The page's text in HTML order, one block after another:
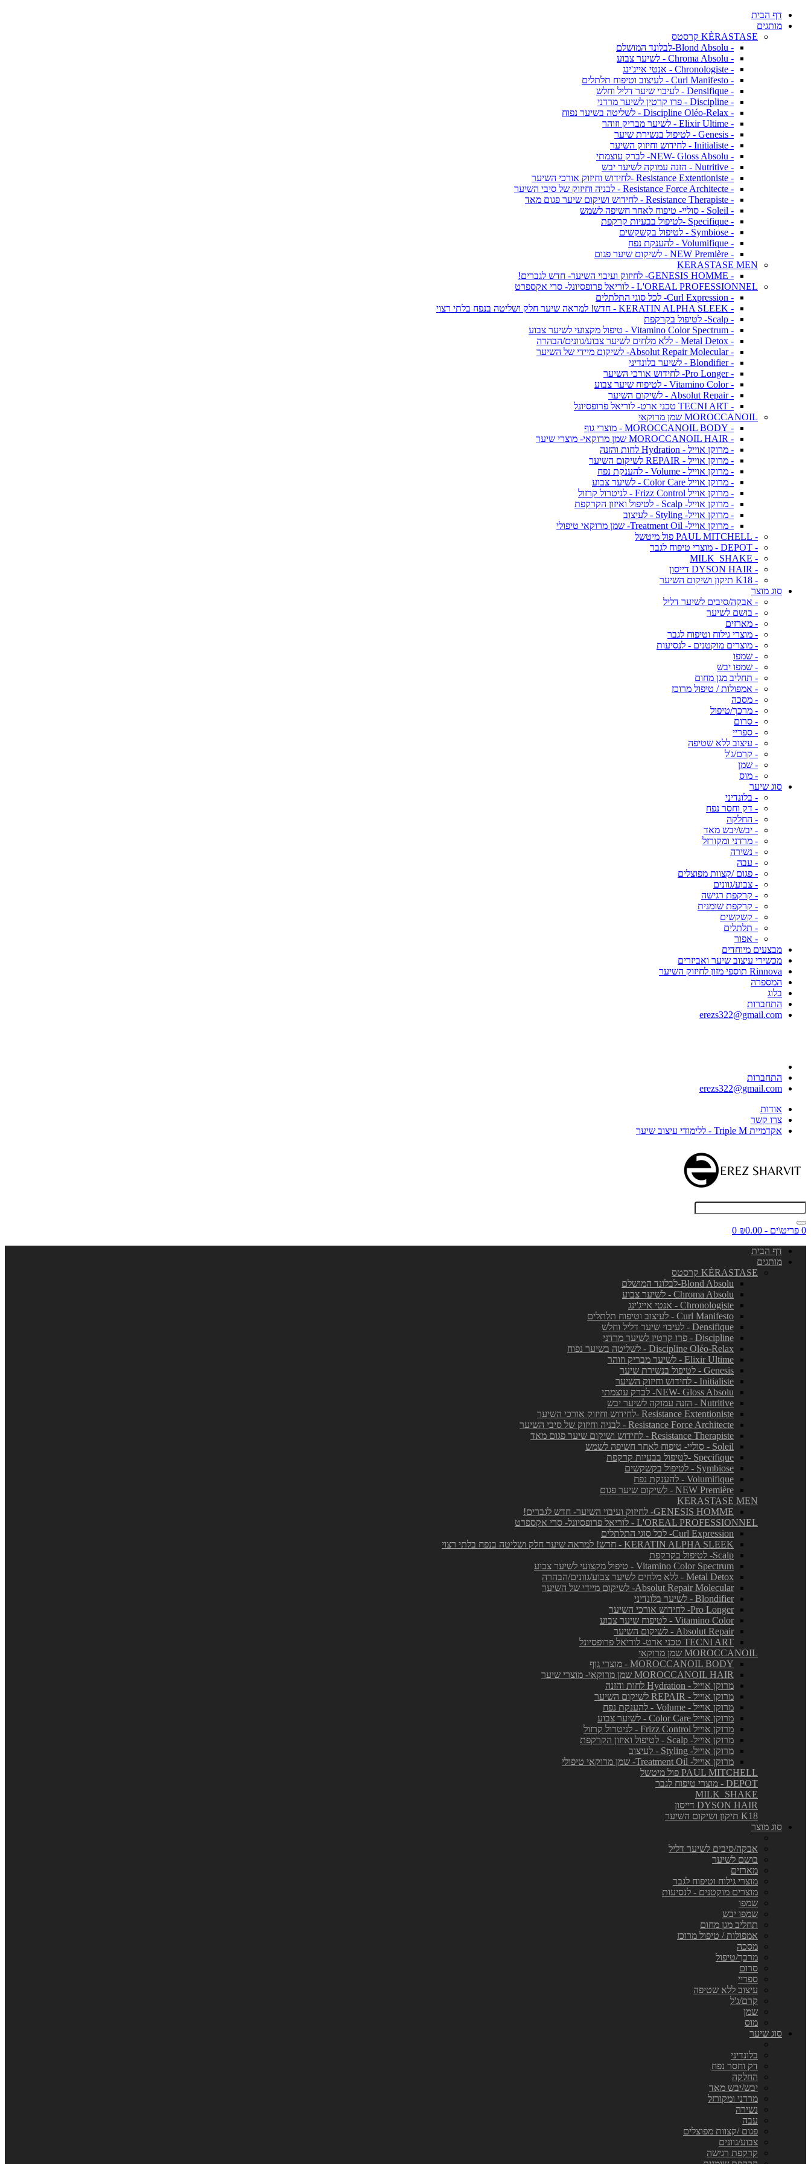
דף הבית
מותגים
KÈRASTASE קרסטס
- Blond Absolu-לבלונד המושלם
- Chroma Absolu - לשיער צבוע
- Chronologiste - אנטי אייג'ינג
- Curl Manifesto - לעיצוב וטיפוח תלתלים
- Densifique - לעיבוי שיער דליל וחלש
- Discipline - פרו קרטין לשיער מרדני
- Discipline Oléo-Relax - לשליטה בשיער נפוח
- Elixir Ultime - לשיער מבריק וזוהר
- Genesis - לטיפול בנשירת שיער
- Initialiste - לחידוש וחיזוק השיער
- NEW- Gloss Absolu- לברק עוצמתי
- Nutritive - הזנה עמוקה לשיער יבש
- Resistance Extentioniste -לחידוש וחיזוק אורכי השיער
- Resistance Force Architecte - לבניה וחיזוק של סיבי השיער
- Resistance Therapiste - לחידוש ושיקום שיער פגום מאד
- Soleil - סוליי- טיפוח לאחר חשיפה לשמש
- Specifique -לטיפול בבעיות קרקפת
- Symbiose - לטיפול בקשקשים
- Volumifique - להענקת נפח
- NEW Première - לשיקום שיער פגום
KERASTASE MEN
- GENESIS HOMME- לחיזוק ועיבוי השיער- חדש לגברים!
L'OREAL PROFESSIONNEL - לוריאל פרופסיונל- סרי אקספרט
- Curl Expression- לכל סוגי התלתלים
- KERATIN ALPHA SLEEK - חדש! למראה שיער חלק ושליטה בנפח בלתי רצוי
- Scalp- לטיפול בקרקפת
- Vitamino Color Spectrum - טיפול מקצועי לשיער צבוע
- Metal Detox - ללא מלחים לשיער צבוע/גוונים/הבהרה
- Absolut Repair Molecular- לשיקום מיידי של השיער
- Blondifier - לשיער בלונדיני
- Pro Longer- לחידוש אורכי השיער
- Vitamino Color - לטיפוח שיער צבוע
- Absolut Repair - לשיקום השיער
- TECNI ART טכני ארט- לוריאל פרופסיונל
MOROCCANOIL שמן מרוקאי
- MOROCCANOIL BODY - מוצרי גוף
- MOROCCANOIL HAIR שמן מרוקאי- מוצרי שיער
- מרוקן אוייל - Hydration לחות והזנה
- מרוקן אוייל - REPAIR לשיקום השיער
- מרוקן אוייל - Volume - להענקת נפח
- מרוקן אוייל Color Care - לשיער צבוע
- מרוקן אוייל Frizz Control - לניטרול קרזול
- מרוקן אוייל- Scalp - לטיפול ואיזון הקרקפת
- מרוקן אוייל- Styling - לעיצוב
- מרוקן אוייל- Treatment Oil- שמן מרוקאי טיפולי
- PAUL MITCHELL פול מיטשל
- DEPOT - מוצרי טיפוח לגבר
- MILK_SHAKE
- DYSON HAIR דייסון
- K18 תיקון ושיקום השיער
סוג מוצר
- אבקה/סיבים לשיער דליל
- בושם לשיער
- מארזים
- מוצרי גילוח וטיפוח לגבר
- מוצרים מוקטנים - לנסיעות
- שמפו
- שמפו יבש
- תחליב מגן מחום
- אמפולות / טיפול מרוכז
- מסכה
- מרכך/טיפול
- סרום
- ספריי
- עיצוב ללא שטיפה
- קרם/ג'ל
- שמן
- מוס
סוג שיער
- בלונדיני
- דק וחסר נפח
- החלקה
- יבש/יבש מאד
- מרדני ומקורזל
- נשירה
- עבה
- פגום /קצוות מפוצלים
- צבוע/גוונים
- קרקפת רגישה
- קרקפת שומנית
- קשקשים
- תלתלים
- אפור
מבצעים מיוחדים
מכשירי עיצוב שיער ואביזרים
Rinnova תוספי מזון לחיזוק השיער
המספרה
בלוג
התחברות
erezs322@gmail.com
התחברות
erezs322@gmail.com
אודות
צרו קשר
אקדמיית Triple M - ללימודי עיצוב שיער
0 פריט\ים - ₪0.00
0
דף הבית
מותגים
KÈRASTASE קרסטס
Blond Absolu-לבלונד המושלם
Chroma Absolu - לשיער צבוע
Chronologiste - אנטי אייג'ינג
Curl Manifesto - לעיצוב וטיפוח תלתלים
Densifique - לעיבוי שיער דליל וחלש
Discipline - פרו קרטין לשיער מרדני
Discipline Oléo-Relax - לשליטה בשיער נפוח
Elixir Ultime - לשיער מבריק וזוהר
Genesis - לטיפול בנשירת שיער
Initialiste - לחידוש וחיזוק השיער
NEW- Gloss Absolu- לברק עוצמתי
Nutritive - הזנה עמוקה לשיער יבש
Resistance Extentioniste -לחידוש וחיזוק אורכי השיער
Resistance Force Architecte - לבניה וחיזוק של סיבי השיער
Resistance Therapiste - לחידוש ושיקום שיער פגום מאד
Soleil - סוליי- טיפוח לאחר חשיפה לשמש
Specifique -לטיפול בבעיות קרקפת
Symbiose - לטיפול בקשקשים
Volumifique - להענקת נפח
NEW Première - לשיקום שיער פגום
KERASTASE MEN
GENESIS HOMME- לחיזוק ועיבוי השיער- חדש לגברים!
L'OREAL PROFESSIONNEL - לוריאל פרופסיונל- סרי אקספרט
Curl Expression- לכל סוגי התלתלים
KERATIN ALPHA SLEEK - חדש! למראה שיער חלק ושליטה בנפח בלתי רצוי
Scalp- לטיפול בקרקפת
Vitamino Color Spectrum - טיפול מקצועי לשיער צבוע
Metal Detox - ללא מלחים לשיער צבוע/גוונים/הבהרה
Absolut Repair Molecular- לשיקום מיידי של השיער
Blondifier - לשיער בלונדיני
Pro Longer- לחידוש אורכי השיער
Vitamino Color - לטיפוח שיער צבוע
Absolut Repair - לשיקום השיער
TECNI ART טכני ארט- לוריאל פרופסיונל
MOROCCANOIL שמן מרוקאי
MOROCCANOIL BODY - מוצרי גוף
MOROCCANOIL HAIR שמן מרוקאי- מוצרי שיער
מרוקן אוייל - Hydration לחות והזנה
מרוקן אוייל - REPAIR לשיקום השיער
מרוקן אוייל - Volume - להענקת נפח
מרוקן אוייל Color Care - לשיער צבוע
מרוקן אוייל Frizz Control - לניטרול קרזול
מרוקן אוייל- Scalp - לטיפול ואיזון הקרקפת
מרוקן אוייל- Styling - לעיצוב
מרוקן אוייל- Treatment Oil- שמן מרוקאי טיפולי
PAUL MITCHELL פול מיטשל
DEPOT - מוצרי טיפוח לגבר
MILK_SHAKE
DYSON HAIR דייסון
K18 תיקון ושיקום השיער
סוג מוצר
אבקה/סיבים לשיער דליל
בושם לשיער
מארזים
מוצרי גילוח וטיפוח לגבר
מוצרים מוקטנים - לנסיעות
שמפו
שמפו יבש
תחליב מגן מחום
אמפולות / טיפול מרוכז
מסכה
מרכך/טיפול
סרום
ספריי
עיצוב ללא שטיפה
קרם/ג'ל
שמן
מוס
סוג שיער
בלונדיני
דק וחסר נפח
החלקה
יבש/יבש מאד
מרדני ומקורזל
נשירה
עבה
פגום /קצוות מפוצלים
צבוע/גוונים
קרקפת רגישה